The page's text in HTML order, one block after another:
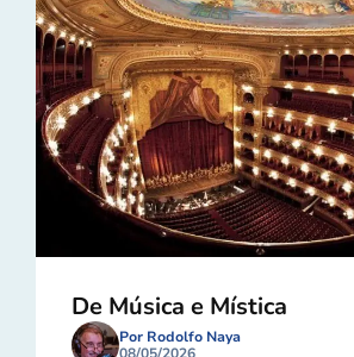
De Música e Mística
Por Rodolfo Naya